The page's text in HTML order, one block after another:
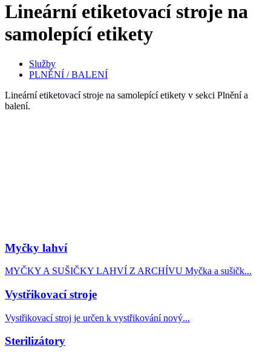
Lineární etiketovací stroje na
samolepící etikety
Služby
PLNĚNÍ / BALENÍ
Lineární etiketovací stroje na samolepící etikety v sekci Plnění a
balení.
Myčky lahví
MYČKY A SUŠIČKY LAHVÍ Z ARCHÍVU Myčka a sušičk...
Vystřikovací stroje
Vystřikovací stroj je určen k vystřikování nový...
Sterilizátory